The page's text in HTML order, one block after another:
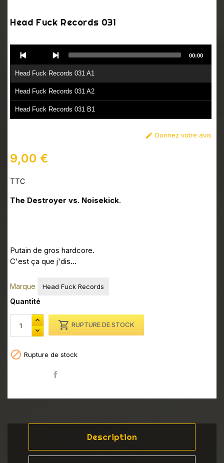
Head Fuck Records 031
Player
Head Fuck Records 031 A1
Head Fuck Records 031 A2
Head Fuck Records 031 B1
00:00
 Donnez votre avis
9,00 €
TTC
The Destroyer vs. Noisekick.
Putain de gros hardcore.
C'est ça que j'dis...
Marque Head Fuck Records
Quantité
 RUPTURE DE STOCK
 Rupture de stock
Description